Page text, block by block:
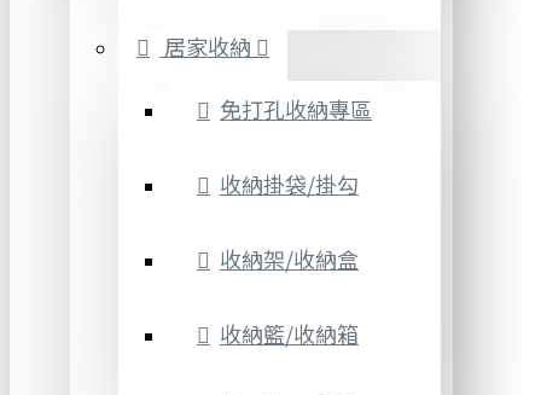
居家收納
免打孔收納專區
收納掛袋/掛勾
收納架/收納盒
收納籃/收納箱